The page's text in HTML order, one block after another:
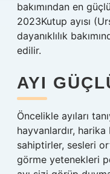
bakımından en
2023Kutup ayısı
dayanıklılık
edilir.
AYI
Öncelikle ayıları
hayvanlardır,
sahiptirler, sesleri
görme yetenekleri